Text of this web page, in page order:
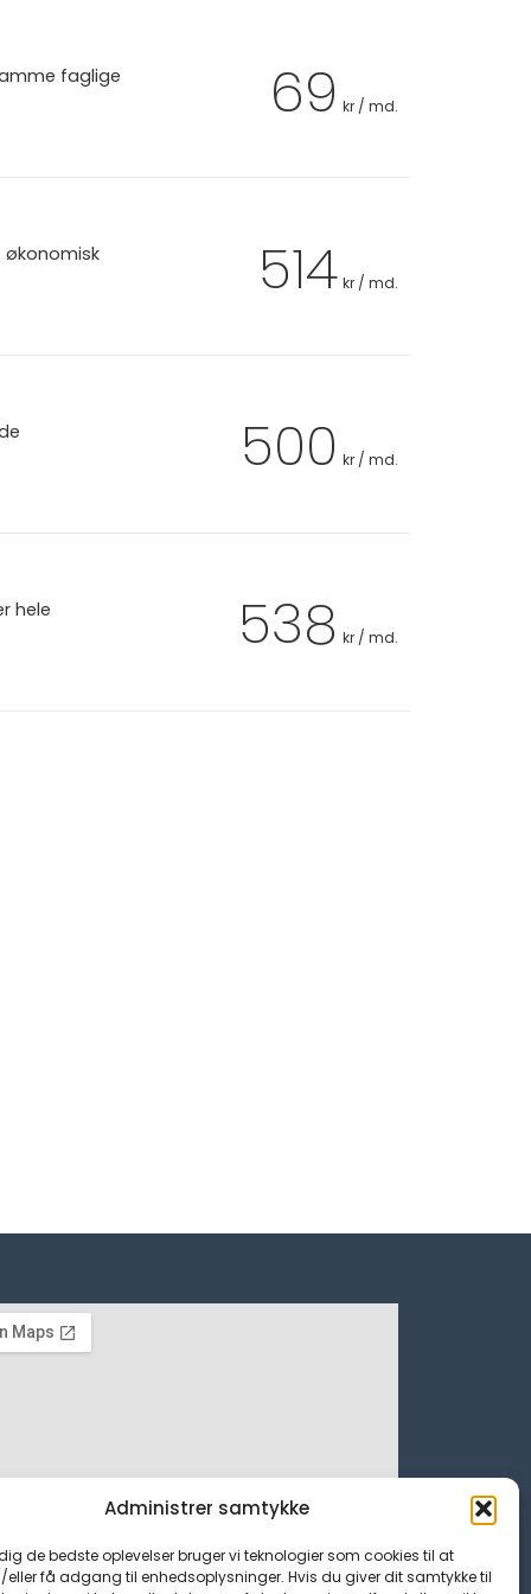
Administrer samtykke
de bedste oplevelser bruger vi teknologier som cookies til at
få adgang til enhedsoplysninger. Hvis du giver dit samtykke til
faglige 69 kr / md.
økonomisk 514 kr / md.
500 kr / md.
hele 538 kr / md.